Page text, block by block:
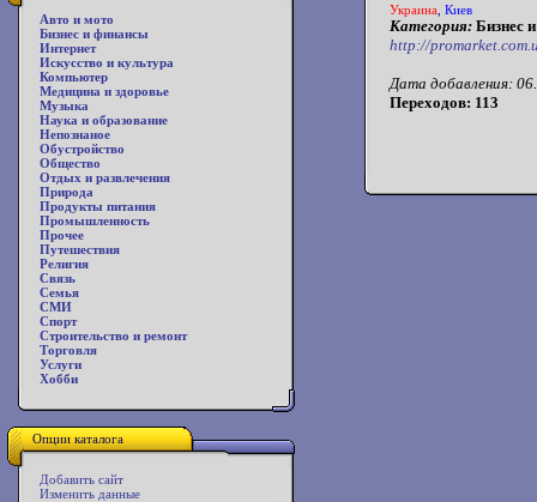
Авто и мото
Бизнес и финансы
Интернет
Искусство и культура
Компьютер
Медицина и здоровье
Музыка
Наука и образование
Непознаное
Обустройство
Общество
Отдых и развлечения
Природа
Продукты питания
Промышленность
Прочее
Путешествия
Религия
Связь
Семья
СМИ
Спорт
Строительство и ремонт
Торговля
Услуги
Хобби
Опции каталога
Добавить сайт
Изменить данные
Украина Киев
Категория: Бизнес
http://
Дата добавления:
Переходов: 113